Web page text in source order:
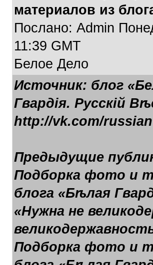
материалов из
Послано: Admin
11:39 GMT
Белое Дело
Источник: блог
Гвардія. Русскій
http://vk.com/
Предыдущие
Подборка фото и
блога «Бѣлая
«Нужна не
Подборка фото и